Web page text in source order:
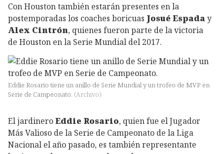
Con Houston también estarán presentes en la
postemporadas los coaches boricuas Josué Espada y
Alex Cintrón, quienes fueron parte de la victoria
de Houston en la Serie Mundial del 2017.
Eddie Rosario tiene un anillo de Serie Mundial y un trofeo de MVP en
Serie de Campeonato. (Archivo)
El jardineroEddie Rosario, quien fue el Jugador
Más Valioso de la Serie de Campeonato de la Liga
Nacional el año pasado, es también representante